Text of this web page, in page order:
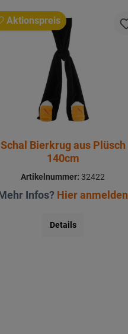
Aktionspreis
Schal Bierkrug aus Plüsch
140cm
Artikelnummer: 32422
Infos? Hier anmelden
Details